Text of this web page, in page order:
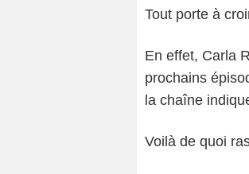
Tout porte à
En effet, Carla
prochains
la chaîne
Voilà de quoi